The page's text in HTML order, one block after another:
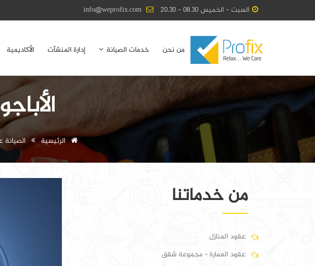
info@weprofix.com السبت - الخميس 08.30 - 20.30
من نحن خدمات الصيانة إدارة المنشآت الأكاديمية
الرئيسية
من خدماتنا
عقود المنازل
عقود العمارة - مجموعة شقق